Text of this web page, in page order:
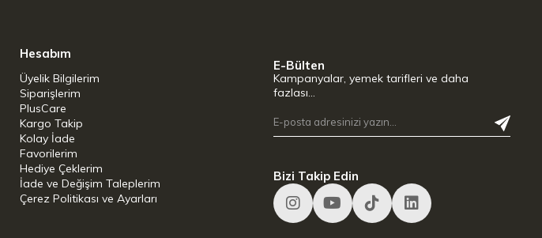
Hesabım
Üyelik Bilgilerim
Siparişlerim
PlusCare
Kargo Takip
Kolay İade
Favorilerim
Hediye Çeklerim
İade ve Değişim Taleplerim
Çerez Politikası ve Ayarları
E-Bülten
Kampanyalar, yemek tarifleri ve daha
fazlası…
Bizi Takip Edin